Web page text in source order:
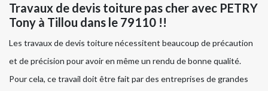
Travaux de devis toiture pas cher avec PETRY
Tony à Tillou dans le 79110 !!
Les travaux de devis toiture nécessitent beaucoup de précaution
et de précision pour avoir en même un rendu de bonne qualité.
Pour cela, ce travail doit être fait par des entreprises de grandes